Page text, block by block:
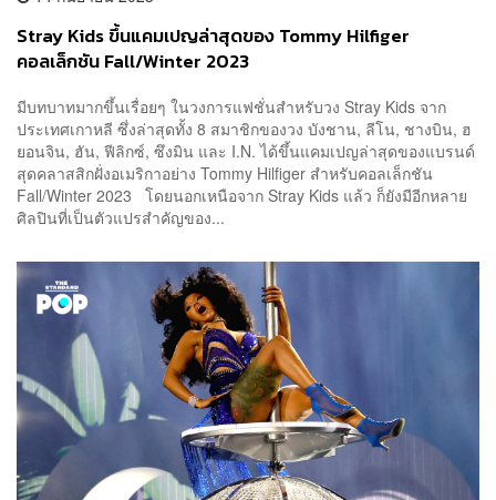
Stray Kids ขึ้นแคมเปญล่าสุดของ Tommy Hilfiger
คอลเล็กชัน Fall/Winter 2023
มีบทบาทมากขึ้นเรื่อยๆ ในวงการแฟชั่นสำหรับวง Stray Kids จาก
ประเทศเกาหลี ซึ่งล่าสุดทั้ง 8 สมาชิกของวง บังชาน, ลีโน, ชางบิน, ฮ
ยอนจิน, ฮัน, ฟีลิกซ์, ซึงมิน และ I.N. ได้ขึ้นแคมเปญล่าสุดของแบรนด์
สุดคลาสสิกฝั่งอเมริกาอย่าง Tommy Hilfiger สำหรับคอลเล็กชัน
Fall/Winter 2023 โดยนอกเหนือจาก Stray Kids แล้ว ก็ยังมีอีกหลาย
ศิลปินที่เป็นตัวแปรสำคัญของ...